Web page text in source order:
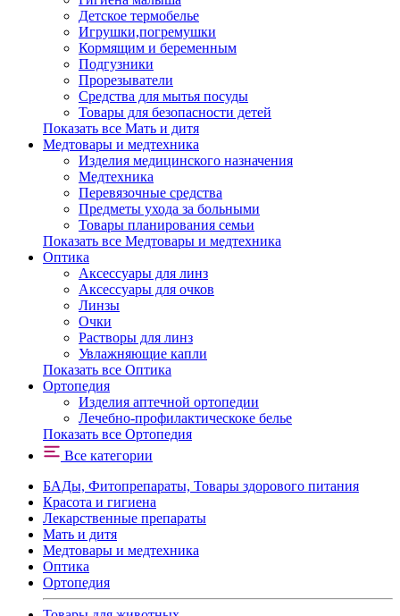
Детское термобелье
Игрушки,погремушки
Кормящим и беременным
Подгузники
Прорезыватели
Средства для мытья посуды
Товары для безопасности детей
Показать все Мать и дитя
Медтовары и медтехника
Изделия медицинского назначения
Медтехника
Перевязочные средства
Предметы ухода за больными
Товары планирования семьи
Показать все Медтовары и медтехника
Оптика
Аксессуары для линз
Аксессуары для очков
Линзы
Очки
Растворы для линз
Увлажняющие капли
Показать все Оптика
Ортопедия
Изделия аптечной ортопедии
Лечебно-профилактическоке белье
Показать все Ортопедия
Все категории
БАДы, Фитопрепараты, Товары здорового питания
Красота и гигиена
Лекарственные препараты
Мать и дитя
Медтовары и медтехника
Оптика
Ортопедия